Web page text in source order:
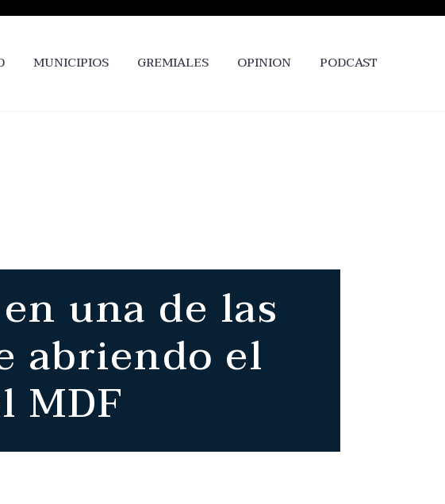
MUNICIPIOS GREMIALES OPINION PODCAST
una de las
abriendo el
MDF